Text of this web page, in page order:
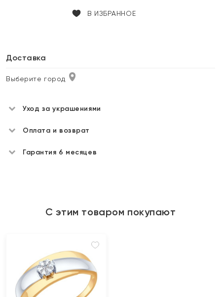
В ИЗБРАННОЕ
Доставка
Выберите город
Уход за украшениями
Оплата и возврат
Гарантия 6 месяцев
С этим товаром покупают